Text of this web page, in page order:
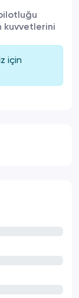
kuvvetlerini
için